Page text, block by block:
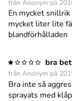
från Anonym på
En mycket
mycket liter lite
blandförhålladen
bra
från Anonym på
Bra inte så
sprayats med